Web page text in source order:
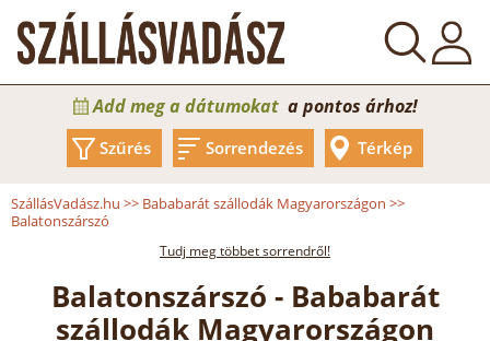
Add meg a dátumokat a pontos árhoz!
Szűrés Sorrendezés Térkép
SzállásVadász.hu >> Bababarát szállodák Magyarországon >>
Balatonszárszó
Tudj meg többet sorrendről!
Balatonszárszó - Bababarát
szállodák Magyarországon